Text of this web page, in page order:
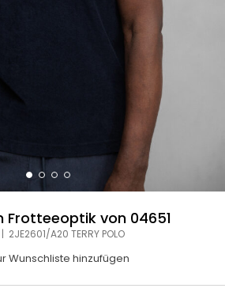
Frotteeoptik von 04651
2JE2601/A20 TERRY POLO
Wunschliste hinzufügen